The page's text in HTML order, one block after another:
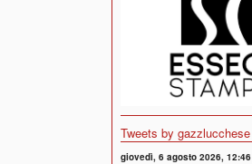
Tweets by gazzlucchese
giovedì, 6 agosto 2026, 12:46